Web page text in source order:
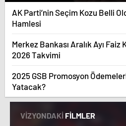
AK Parti’nin Seçim Kozu Belli
Hamlesi
Merkez Bankası Aralık Ayı Faiz
2026 Takvimi
2025 GSB Promosyon
Yatacak?
VİZYONDAKİ FİLMLER